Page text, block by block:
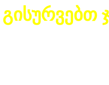
გისურვებთ